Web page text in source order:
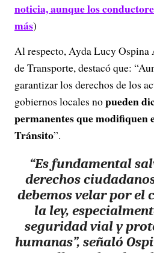
noticia, aunque los
más)
Al respecto, Ayda Lucy Ospina
de Transporte, destacó que:
garantizar los derechos de los
gobiernos locales nopueden
permanentes que modifiquen
Tránsito”.
“Es fundamental
derechos
debemos velar por el
la ley,
seguridad vial y
humanas”, señaló